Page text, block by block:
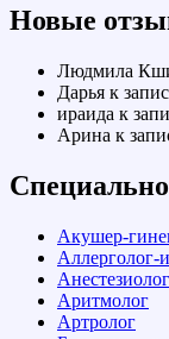
Новые
Людмила
Дарья к
ираида к
Арина к
Акушер-
Аллерголог-
Аритмолог
Артролог